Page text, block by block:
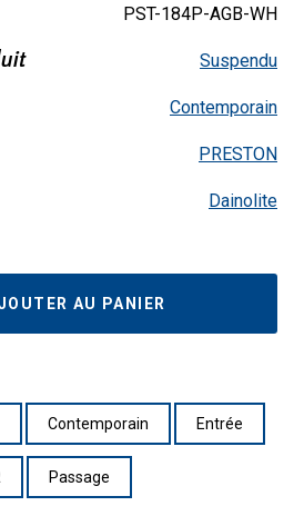
PST-184P-AGB-WH
Suspendu
Contemporain
PRESTON
Dainolite
AU PANIER
Contemporain Entrée
Passage